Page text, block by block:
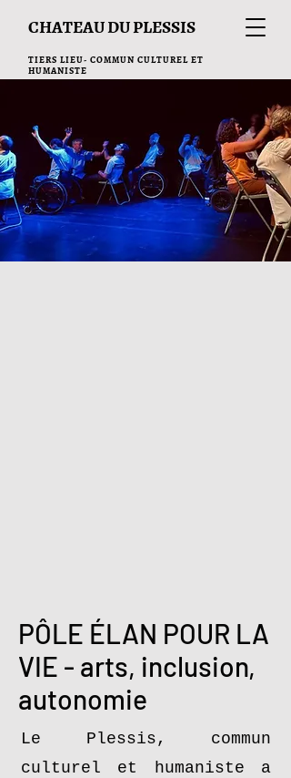
CHATEAU DU PLESSIS
TIERS LIEU- COMMUN CULTUREL ET
HUMANISTE
PÔLE ÉLAN POUR LA
VIE - arts, inclusion,
autonomie
Le Plessis, commun
culturel et humaniste a